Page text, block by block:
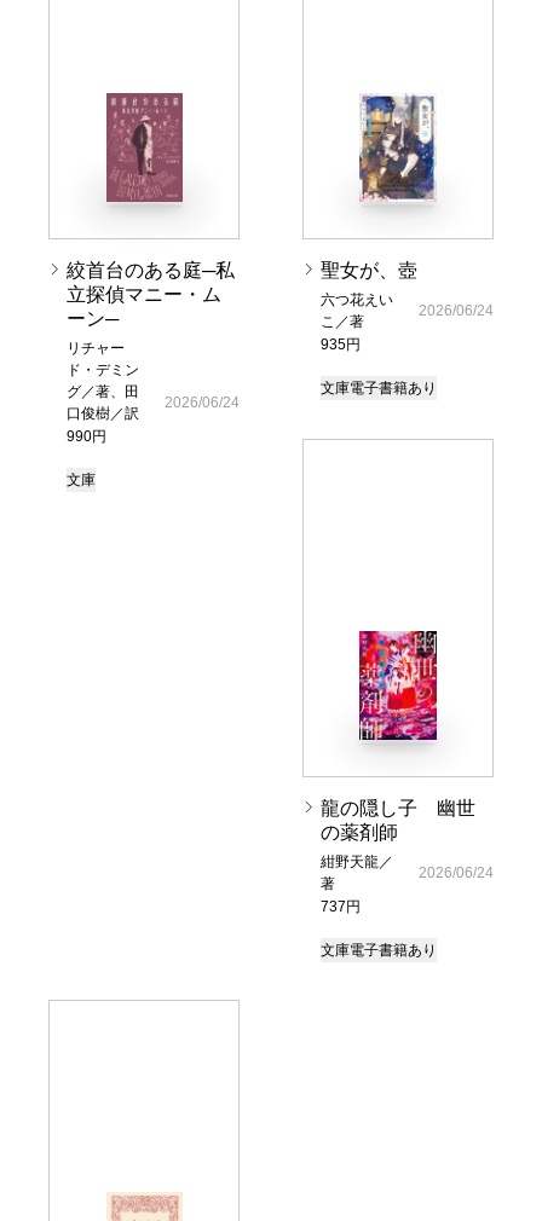
絞首台のある庭─私
立探偵マニー・ム
ーン─
リチャー
ド・デミン
グ／著、田
口俊樹／訳
990円
2026/06/24
文庫
聖女が、壺
六つ花えい
こ／著
935円
2026/06/24
文庫電子書籍あり
龍の隠し子 幽世
の薬剤師
紺野天龍／
著
737円
2026/06/24
文庫電子書籍あり